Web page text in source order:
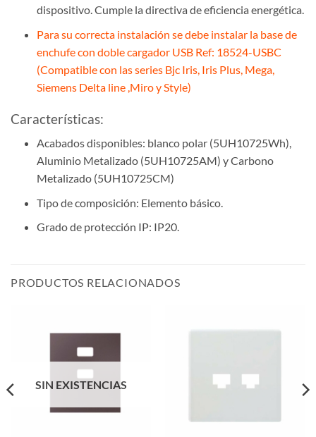
dispositivo. Cumple la directiva de eficiencia energética.
Para su correcta instalación se debe instalar la base de
enchufe con doble cargador USB Ref: 18524-USBC
(Compatible con las series Bjc Iris, Iris Plus, Mega,
Siemens Delta line ,Miro y Style)
Características:
Acabados disponibles: blanco polar (5UH10725Wh),
Aluminio Metalizado (5UH10725AM) y Carbono
Metalizado (5UH10725CM)
Tipo de composición: Elemento básico.
Grado de protección IP: IP20.
PRODUCTOS RELACIONADOS
SIN EXISTENCIAS